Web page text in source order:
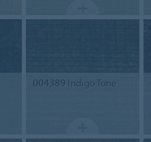
004389 Indigo Tone